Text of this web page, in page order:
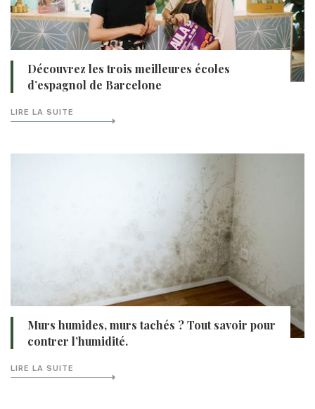
Découvrez les trois meilleures écoles
d’espagnol de Barcelone
LIRE LA SUITE
Murs humides, murs tachés ? Tout savoir pour
contrer l’humidité.
LIRE LA SUITE